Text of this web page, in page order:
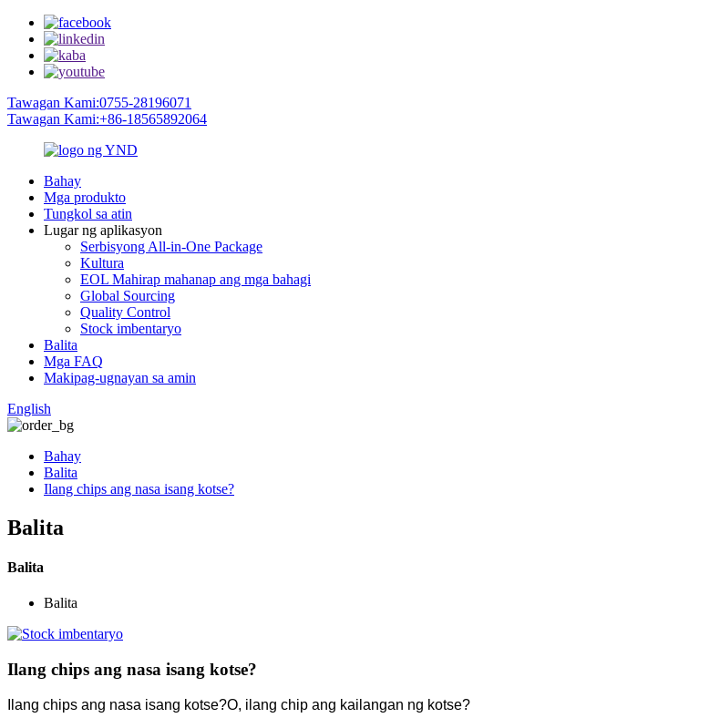
Tawagan Kami:0755-28196071
Tawagan Kami:+86-18565892064
Bahay
Mga produkto
Tungkol sa atin
Lugar ng aplikasyon
Serbisyong All-in-One Package
Kultura
EOL Mahirap mahanap ang mga bahagi
Global Sourcing
Quality Control
Stock imbentaryo
Balita
Mga FAQ
Makipag-ugnayan sa amin
English
Bahay
Balita
Ilang chips ang nasa isang kotse?
Balita
Balita
Balita
Ilang chips ang nasa isang kotse?
Ilang chips ang nasa isang kotse?O, ilang chip ang kailangan ng kotse?